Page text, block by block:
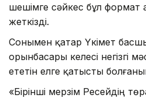
шешімге сәйкес бұл
жеткізді.
Сонымен қатар Үкімет
орынбасары келесі негізгі
ететін елге қатысты
«Бірінші мерзім Ресейдің